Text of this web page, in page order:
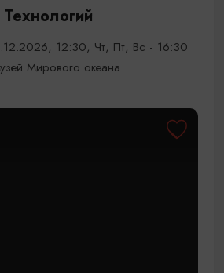
12:30, Чт, Пт, Вс - 16:30
Мирового океана